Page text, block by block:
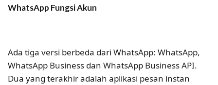
WhatsApp Fungsi Akun
Ada tiga versi berbeda dari WhatsApp: WhatsApp,
WhatsApp Business dan WhatsApp Business API.
Dua yang terakhir adalah aplikasi pesan instan